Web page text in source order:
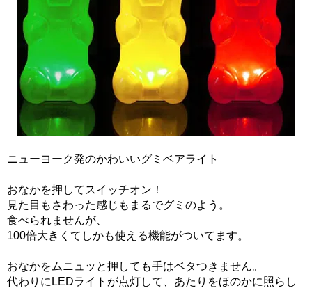
ニューヨーク発のかわいいグミベアライト
おなかを押してスイッチオン！
見た目もさわった感じもまるでグミのよう。
食べられませんが、
100倍大きくてしかも使える機能がついてます。
おなかをムニュッと押しても手はベタつきません。
代わりにLEDライトが点灯して、あたりをほのかに照らし